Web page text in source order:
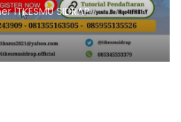
ITKESMU SIDRAP